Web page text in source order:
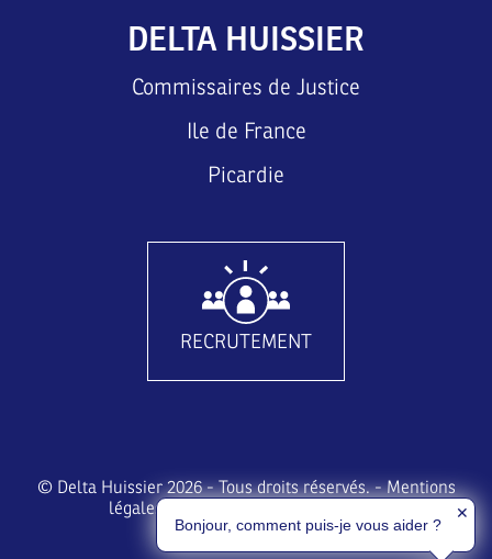
RECRUTEMENT
DELTA HUISSIER
Commissaires de Justice
Ile de France
Picardie
© Delta Huissier 2026 - Tous droits réservés. -Mentions
légales
Bonjour, comment puis-je vous aider ?
✕